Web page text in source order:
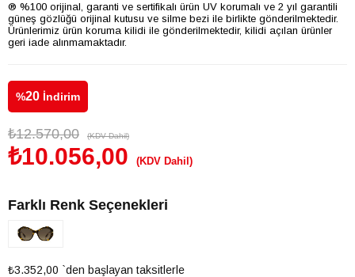
® %100 orijinal, garanti ve sertifikalı ürün UV korumalı ve 2 yıl garantili
güneş gözlüğü orijinal kutusu ve silme bezi ile birlikte gönderilmektedir.
Ürünlerimiz ürün koruma kilidi ile gönderilmektedir, kilidi açılan ürünler
geri iade alınmamaktadır.
%20 İndirim
₺12.570,00 (KDV Dahil)
₺10.056,00 (KDV Dahil)
Farklı Renk Seçenekleri
₺3.352,00 `den başlayan taksitlerle